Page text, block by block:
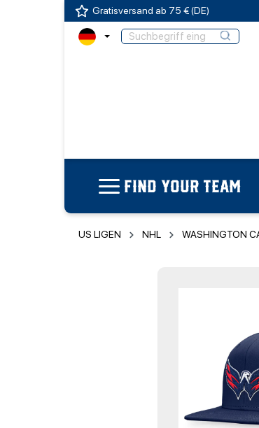
Gratisversand ab 75 € (DE)
FIND YOUR TEAM
US LIGEN NHL WASHINGTON